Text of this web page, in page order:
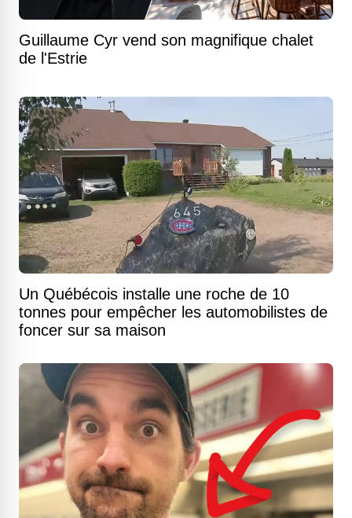
Guillaume Cyr vend son magnifique chalet
de l'Estrie
Un Québécois installe une roche de 10
tonnes pour empêcher les automobilistes de
foncer sur sa maison